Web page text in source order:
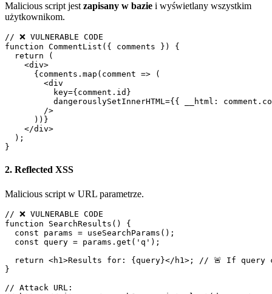
Malicious script jest zapisany w bazie i wyświetlany wszystkim
użytkownikom.
// ❌ VULNERABLE CODE
function CommentList({ comments }) {
  return (
    <div>
      {comments.map(comment => (
        <div
          key={comment.id}
dangerouslySetInnerHTML={{ __html:
        />
      ))}
    </div>
  );
2. Reflected XSS
Malicious script w URL parametrze.
// ❌ VULNERABLE CODE
function SearchResults() {
  const params = useSearchParams();
  const query = params.get('q');
return <h1>Results for: {query}</h1>; // 🚨 If query
}
// Attack URL: